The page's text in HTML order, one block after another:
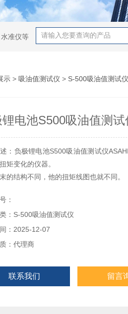
准仪等
示 > 吸油值测试仪 > S-500吸油值测试仪
电池S500吸油值测试
：负极锂电池S500吸油值测试仪
矩变化的仪器。
的结构不同，他的扭矩线图也就不同。
：
：S-500吸油值测试仪
：2025-12-07
：代理商
联系我们 留言